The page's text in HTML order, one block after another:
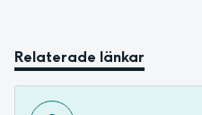
Relaterade länkar